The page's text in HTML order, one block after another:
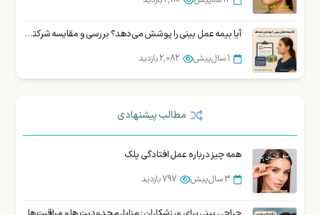
آیا بیمه عمل بینی را پوشش می‌دهد؟ بررسی و مقایسه شرکتهای بیمه در ایران
1 سال پیش 2,082 بازدید
2,076 بازدید
سوالات متداول زیباجویان درباره عمل سانترال لب
12 ماه پیش 1,991 بازدید
10 سوالی که قبل از عمل بینی باید از جراح خود بپرسید
مطالب پیشنهادی
همه چیز درباره عمل افتادگی پلک
3 سال پیش 797 بازدید